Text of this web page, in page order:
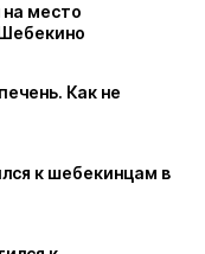
на место
Как не
к шебекинцам в